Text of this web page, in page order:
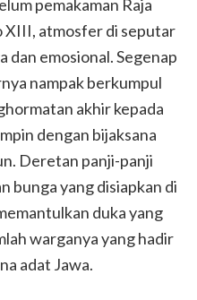
pemakaman Raja
XIII, atmosfer di seputar
dan emosional. Segenap
nampak berkumpul
akhir kepada
dengan bijaksana
Deretan panji-panji
bunga yang disiapkan di
duka yang
warganya yang hadir
adat Jawa.